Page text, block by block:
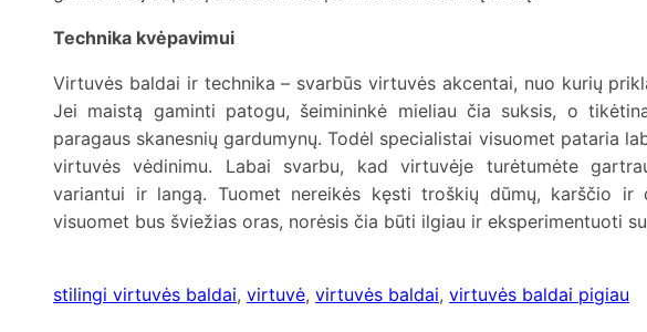
Technika kvėpavimui
Virtuvės baldai ir technika – svarbūs virtuvės akcentai, nuo kurių
Jei maistą gaminti patogu, šeimininkė mieliau čia suksis, o
paragaus skanesnių gardumynų. Todėl specialistai visuomet pataria
virtuvės vėdinimu. Labai svarbu, kad virtuvėje turėtumėte
variantui ir langą. Tuomet nereikės kęsti troškių dūmų, karščio ir
visuomet bus šviežias oras, norėsis čia būti ilgiau ir eksperimentuoti
stilingi virtuvės baldai, virtuvė, virtuvės baldai, virtuvės baldai pigiau